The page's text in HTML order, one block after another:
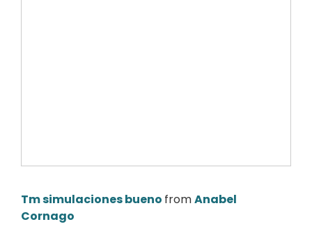
Tm simulaciones bueno fromAnabel
Cornago